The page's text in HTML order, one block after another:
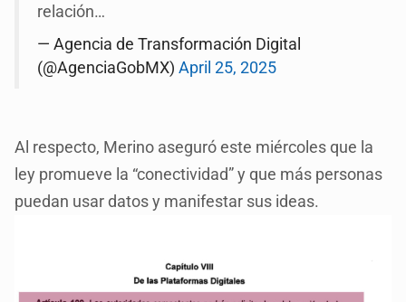
relación…
— Agencia de Transformación Digital
(@AgenciaGobMX)April 25, 2025
Al respecto, Merino aseguró este miércoles que la
ley promueve la “conectividad” y que más personas
puedan usar datos y manifestar sus ideas.